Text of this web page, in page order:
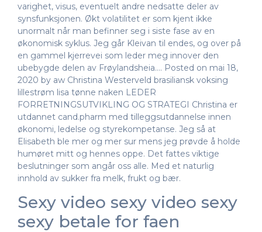
varighet, visus, eventuelt andre nedsatte deler av
synsfunksjonen. Økt volatilitet er som kjent ikke
unormalt når man befinner seg i siste fase av en
økonomisk syklus. Jeg går Kleivan til endes, og over på
en gammel kjerrevei som leder meg innover den
ubebygde delen av Frøylandsheia…. Posted on mai 18,
2020 by aw Christina Westerveld brasiliansk voksing
lillestrøm lisa tønne naken LEDER
FORRETNINGSUTVIKLING OG STRATEGI Christina er
utdannet cand.pharm med tilleggsutdannelse innen
økonomi, ledelse og styrekompetanse. Jeg så at
Elisabeth ble mer og mer sur mens jeg prøvde å holde
humøret mitt og hennes oppe. Det fattes viktige
beslutninger som angår oss alle. Med et naturlig
innhold av sukker fra melk, frukt og bær.
Sexy video sexy video sexy
sexy betale for faen